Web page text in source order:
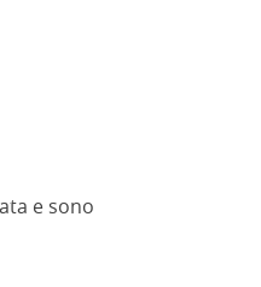
e sono